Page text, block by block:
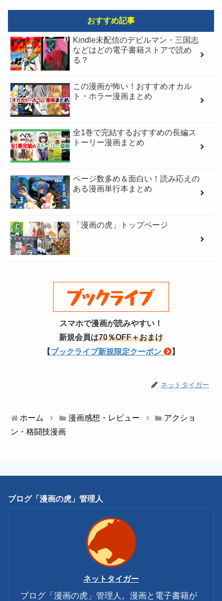
おすすめ記事
Kindle未配信のデビルマン・三国志
などはどの電子書籍ストアで読め
る？
この漫画が怖い！おすすめオカル
ト・ホラー漫画まとめ
全1巻で完結するおすすめの長編ス
トーリー漫画まとめ
ページ数多め＆面白い！読み応えの
ある漫画単行本まとめ
「漫画の虎」トップページ
スマホで漫画が読みやすい！
新規会員は70％OFF＋おまけ
【ブックライブ新規限定クーポン 】
ネットタイガー
ホーム 漫画感想・レビュー
アクショ
ン・格闘技漫画
ブログ「漫画の虎」管理人
ネットタイガー
ブログ「漫画の虎」管理人。漫画と電子書籍が